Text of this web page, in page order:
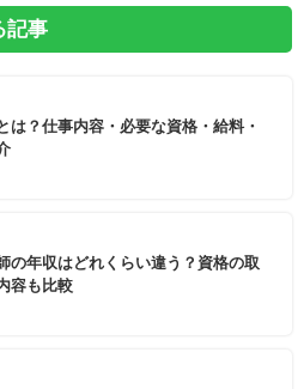
記事
は？仕事内容・必要な資格・給料・
の年収はどれくらい違う？資格の取
容も比較